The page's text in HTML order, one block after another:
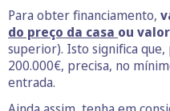
Para obter financiamento,
do preço da casa ou
superior). Isto significa que,
200.000€, precisa, no
entrada.